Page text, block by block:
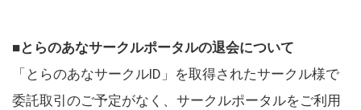
■とらのあなサークルポータルの退会について
「とらのあなサークルID」を取得されたサークル様で
委託取引のご予定がなく、サークルポータルをご利用